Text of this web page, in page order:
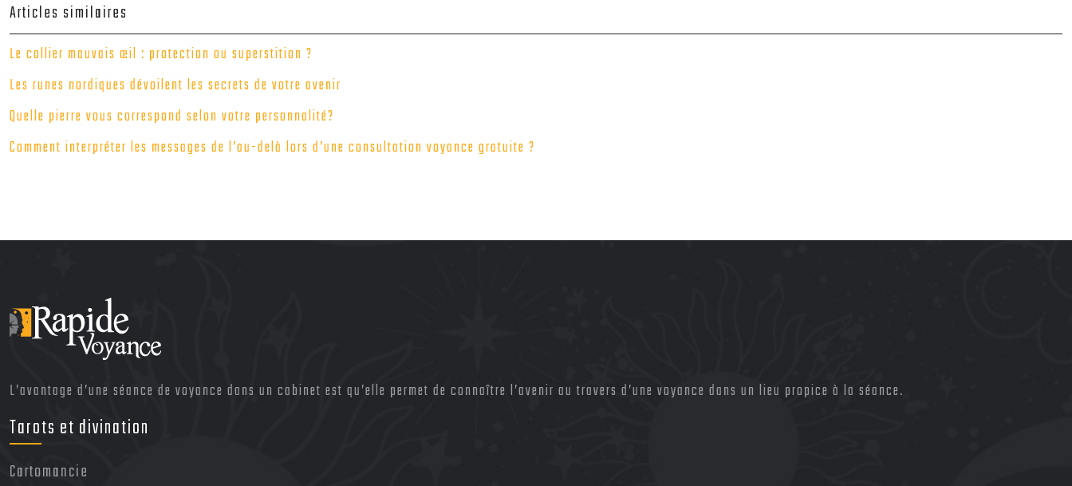
Articles similaires
Le collier mauvais œil : protection ou superstition ?
Les runes nordiques dévoilent les secrets de votre avenir
Quelle pierre vous correspond selon votre personnalité?
Comment interpréter les messages de l’au-delà lors d’une consultation voyance gratuite ?
L’avantage d’une séance de voyance dans un cabinet est qu’elle permet de connaître l’avenir au travers d’une voyance dans un lieu propice à la séance.
Tarots et divination
Cartomancie